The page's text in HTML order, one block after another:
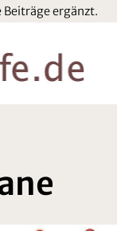
Beiträge ergänzt.